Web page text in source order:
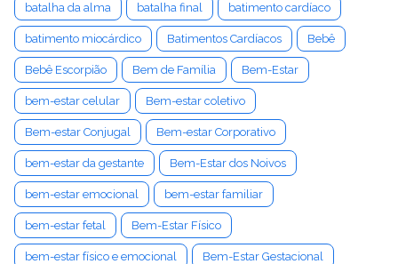
batalha da alma batalha final batimento cardíaco
batimento miocárdico Batimentos Cardíacos Bebê
Bebê Escorpião Bem de Família Bem-Estar
bem-estar celular Bem-estar coletivo
Bem-estar Conjugal Bem-estar Corporativo
bem-estar da gestante Bem-Estar dos Noivos
bem-estar emocional bem-estar familiar
bem-estar fetal Bem-Estar Físico
bem-estar físico e emocional Bem-Estar Gestacional